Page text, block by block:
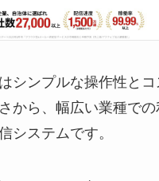
シンプルな操作性とコ
から、幅広い業種で
システムです。